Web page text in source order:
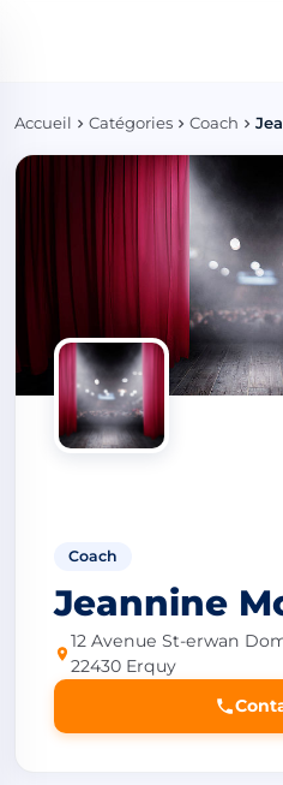
Accueil Catégories Coach
Coach
Jeannine
12 Avenue St-erwan
22430 Erquy